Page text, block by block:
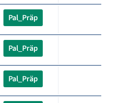
Pal_Präp
Pal_Präp
Pal_Präp